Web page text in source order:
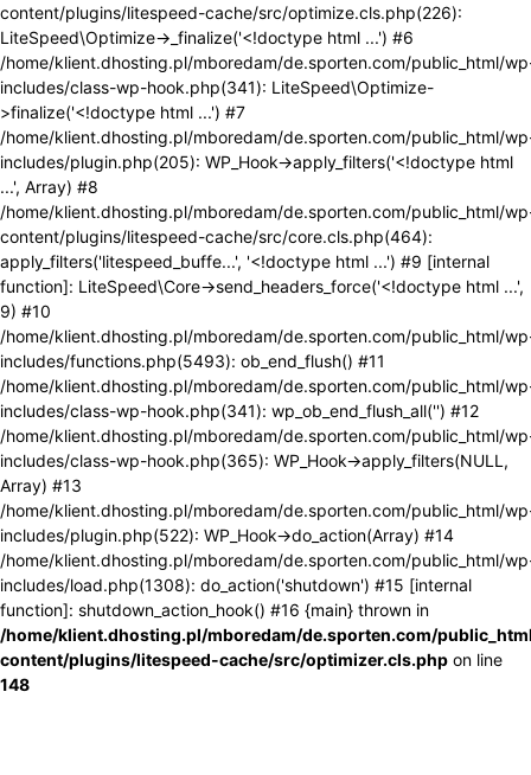
content/plugins/litespeed-cache/src/optimize.cls.php(226):
LiteSpeed\Optimize->_finalize('<!doctype html ...') #6
/home/klient.dhosting.pl/mboredam/de.sporten.com/public_html/
includes/class-wp-hook.php(341): LiteSpeed\Optimize-
>finalize('<!doctype html ...') #7
/home/klient.dhosting.pl/mboredam/de.sporten.com/public_html/
includes/plugin.php(205): WP_Hook->apply_filters('<!doctype html
...', Array) #8
/home/klient.dhosting.pl/mboredam/de.sporten.com/public_html/
content/plugins/litespeed-cache/src/core.cls.php(464):
apply_filters('litespeed_buffe...', '<!doctype html ...') #9 [internal
function]: LiteSpeed\Core->send_headers_force('<!doctype html ...',
9) #10
/home/klient.dhosting.pl/mboredam/de.sporten.com/public_html/
includes/functions.php(5493): ob_end_flush() #11
/home/klient.dhosting.pl/mboredam/de.sporten.com/public_html/
includes/class-wp-hook.php(341): wp_ob_end_flush_all('') #12
/home/klient.dhosting.pl/mboredam/de.sporten.com/public_html/
includes/class-wp-hook.php(365): WP_Hook->apply_filters(NULL,
Array) #13
/home/klient.dhosting.pl/mboredam/de.sporten.com/public_html/
includes/plugin.php(522): WP_Hook->do_action(Array) #14
/home/klient.dhosting.pl/mboredam/de.sporten.com/public_html/
includes/load.php(1308): do_action('shutdown') #15 [internal
function]: shutdown_action_hook() #16 {main} thrown in
/home/klient.dhosting.pl/mboredam/de.sporten.com/
content/plugins/litespeed-cache/src/optimizer.cls.php on line
148